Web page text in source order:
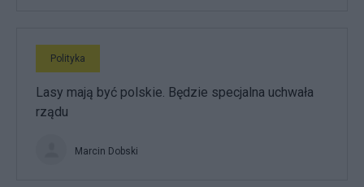
Polityka
Lasy mają być polskie. Będzie specjalna uchwała
rządu
Marcin Dobski